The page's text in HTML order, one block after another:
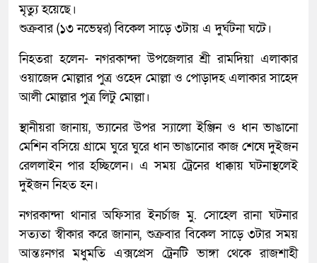
মৃত্যু হয়েছে।
শুক্রবার (১৩ নভেম্বর) বিকেল সাড়ে ৩টায় এ দুর্ঘটনা ঘটে।
নিহতরা হলেন- নগরকান্দা উপজেলার শ্রী রামদিয়া এলাকার
ওয়াজেদ মোল্লার পুত্র ওহেদ মোল্লা ও পোড়াদহ এলাকার সাহেদ
আলী মোল্লার পুত্র লিটু মোল্লা।
স্থানীয়রা জানায়, ভ্যানের উপর স্যালো ইঞ্জিন ও ধান ভাঙানো
মেশিন বসিয়ে গ্রামে ঘুরে ঘুরে ধান ভাঙানোর কাজ শেষে দুইজন
রেললাইন পার হচ্ছিলেন। এ সময় ট্রেনের ধাক্কায় ঘটনাস্থলেই
দুইজন নিহত হন।
নগরকান্দা থানার অফিসার ইনর্চাজ মু. সোহেল রানা ঘটনার
সত্যতা স্বীকার করে জানান, শুক্রবার বিকেল সাড়ে ৩টার সময়
আন্তঃনগর মধুমতি এক্সপ্রেস ট্রেনটি ভাঙ্গা থেকে রাজশাহী